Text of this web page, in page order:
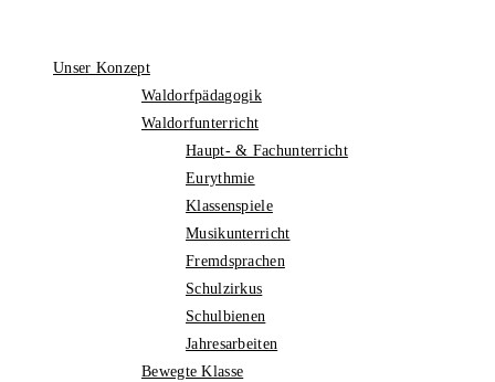
Unser Konzept
Waldorfpädagogik
Waldorfunterricht
Haupt- & Fachunterricht
Eurythmie
Klassenspiele
Musikunterricht
Fremdsprachen
Schulzirkus
Schulbienen
Jahresarbeiten
Bewegte Klasse